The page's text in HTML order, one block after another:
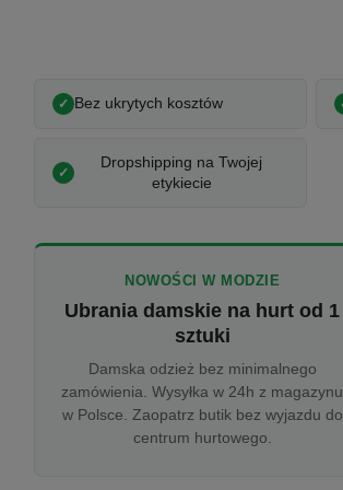
Bez ukrytych kosztów
Dropshipping na Twojej
etykiecie
NOWOŚCI W MODZIE
Ubrania damskie na hurt od 1
sztuki
Damska odzież bez minimalnego
zamówienia. Wysyłka w 24h z magazynu
w Polsce. Zaopatrz butik bez wyjazdu do
centrum hurtowego.